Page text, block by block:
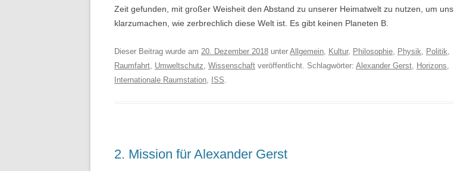
Zeit gefunden, mit großer Weisheit den Abstand zu unserer Heimatwelt zu nutzen, um uns
klarzumachen, wie zerbrechlich diese Welt ist. Es gibt keinen Planeten B.
Dieser Beitrag wurde am 20. Dezember 2018 unter Allgemein, Kultur, Philosophie, Physik, Politik,
Raumfahrt, Umweltschutz, Wissenschaft veröffentlicht. Schlagwörter: Alexander Gerst, Horizons,
Internationale Raumstation, ISS.
2. Mission für Alexander Gerst